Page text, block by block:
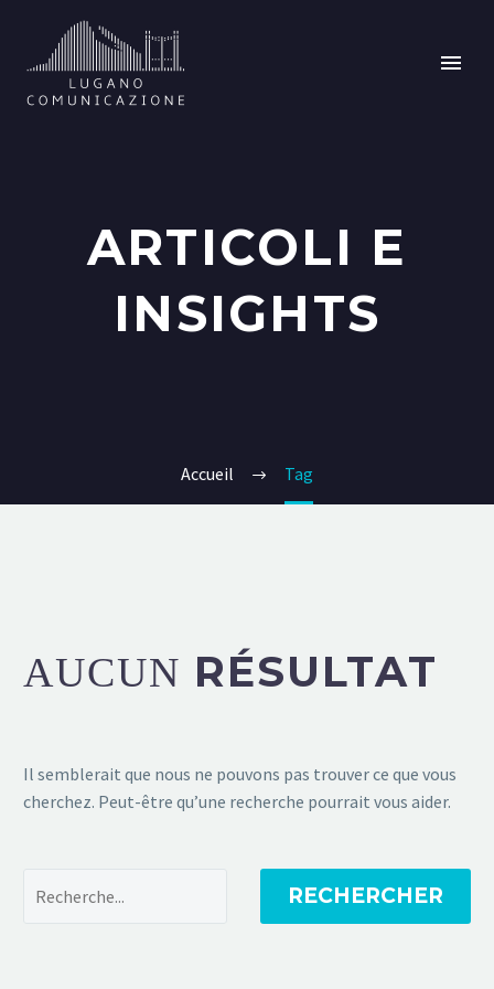
ARTICOLI E
INSIGHTS
Accueil Tag
AUCUN RÉSULTAT
Il semblerait que nous ne pouvons pas trouver ce que vous
cherchez. Peut-être qu’une recherche pourrait vous aider.
RECHERCHER